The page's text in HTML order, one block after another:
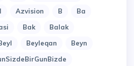
Azvision B
Ba
Bak
Balak
Beyleqan
Beyn